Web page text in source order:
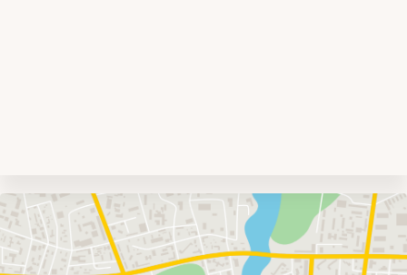
Umgebungskarte
mit
Feuerwehr-